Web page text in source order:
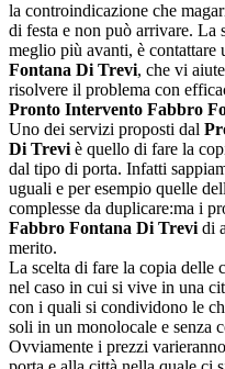
la controindicazione che
di festa e non può arrivare. La
meglio più avanti, è contattare
Fontana Di Trevi, che vi
risolvere il problema con
Pronto Intervento Fabbro
Uno dei servizi proposti dal
Di Trevi è quello di fare la
dal tipo di porta. Infatti
uguali e per esempio quelle
complesse da duplicare:ma i
Fabbro Fontana Di Trevi di
merito.
La scelta di fare la copia delle
nel caso in cui si vive in una
con i quali si condividono le
soli in un monolocale e senza
Ovviamente i prezzi